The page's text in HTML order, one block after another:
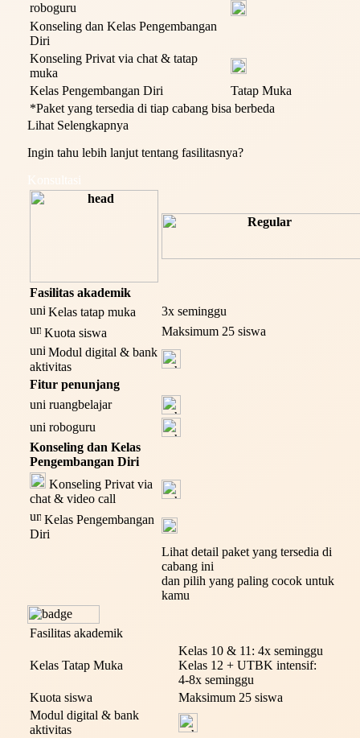
roboguru
Konseling dan Kelas Pengembangan
Diri
Konseling Privat via chat & tatap
muka
Kelas Pengembangan Diri
Tatap Muka
*Paket yang tersedia di tiap cabang bisa berbeda
Lihat Selengkapnya
Ingin tahu lebih lanjut tentang fasilitasnya?
Fasilitas akademik
Kelas tatap muka
3x seminggu
Kuota siswa
Maksimum 25 siswa
Modul digital & bank
aktivitas
Fitur penunjang
ruangbelajar
roboguru
Konseling dan Kelas
Pengembangan Diri
Konseling Privat via
chat & video call
Kelas Pengembangan
Diri
Lihat detail paket yang tersedia di
cabang ini
dan pilih yang paling cocok untuk
kamu
Fasilitas akademik
Kelas Tatap Muka
Kelas 10 & 11: 4x seminggu
Kelas 12 + UTBK intensif:
4-8x seminggu
Kuota siswa
Maksimum 25 siswa
Modul digital & bank
aktivitas